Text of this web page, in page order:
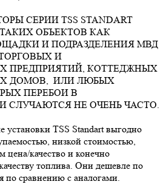
СЕРИИ TSS STANDART
ОБЪЕКТОВ КАК
И ПОДРАЗДЕЛЕНИЯ МВД
И
ПРЕДПРИЯТИЙ, КОТТЕДЖНЫХ
ДОМОВ, ИЛИ ЛЮБЫХ
ПЕРЕБОИ В
СЛУЧАЮТСЯ НЕ ОЧЕНЬ ЧАСТО.
установки TSS Standart выгодно
низкой стоимостью,
качество и конечно
топлива. Они дешевле по
по сравнению с аналогами.